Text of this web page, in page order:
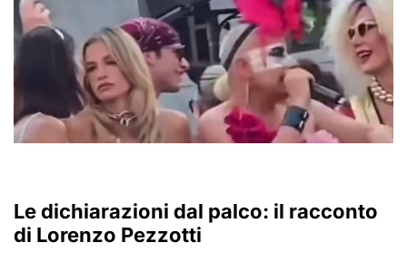
Le dichiarazioni dal palco: il racconto
di Lorenzo Pezzotti